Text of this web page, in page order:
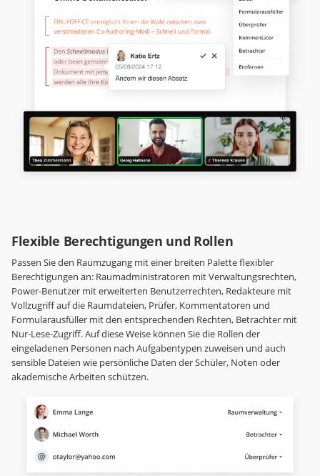
Flexible Berechtigungen und Rollen
Passen Sie den Raumzugang mit einer breiten Palette flexibler
Berechtigungen an: Raumadministratoren mit Verwaltungsrechten,
Power-Benutzer mit erweiterten Benutzerrechten, Redakteure mit
Vollzugriff auf die Raumdateien, Prüfer, Kommentatoren und
Formularausfüller mit den entsprechenden Rechten, Betrachter mit
Nur-Lese-Zugriff. Auf diese Weise können Sie die Rollen der
eingeladenen Personen nach Aufgabentypen zuweisen und auch
sensible Dateien wie persönliche Daten der Schüler, Noten oder
akademische Arbeiten schützen.